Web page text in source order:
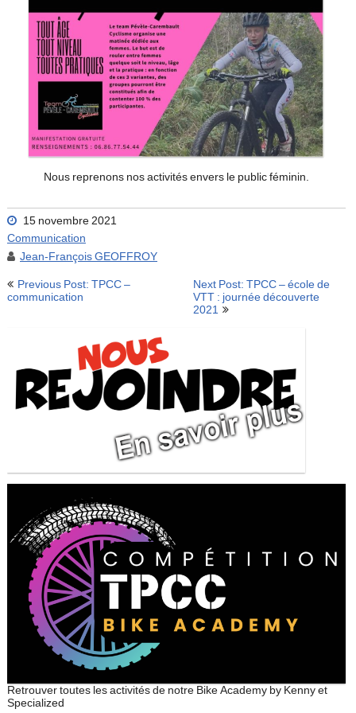
Nous reprenons nos activités envers le public féminin.
15 novembre 2021
Communication
Jean-François GEOFFROY
Navigation
de
Previous Post: TPCC –
communication
Next Post: TPCC – école de
VTT : journée découverte
2021
Retrouver toutes les activités de notre Bike Academy by Kenny et
Specialized